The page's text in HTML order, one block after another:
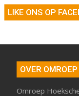
LIKE ONS OP
OVER
Omroep